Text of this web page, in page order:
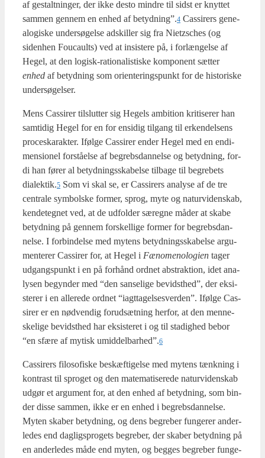
af gestalt­nin­ger, der ikke desto min­dre til sidst er knyt­tet
sam­men gen­nem en enhed af betydning”.4 Cas­si­rers gene­
a­lo­gi­ske under­sø­gel­se adskil­ler sig fra Nietzs­ches (og
siden­hen Foucaults) ved at insi­ste­re på, i for­læn­gel­se af
Hegel, at den logisk-ratio­na­li­sti­ske kom­po­nent sæt­ter
enhed af betyd­ning som ori­en­te­rings­punkt for de histo­ri­ske
under­sø­gel­ser.
Mens Cas­si­rer til­slut­ter sig Hegels ambi­tion kri­ti­se­rer han
sam­ti­dig Hegel for en for ensi­dig til­gang til erken­del­sens
pro­ceska­rak­ter. Iføl­ge Cas­si­rer ender Hegel med en endi­
men­sio­nel for­stå­el­se af begrebs­dan­nel­se og betyd­ning, for­
di han fører al betyd­nings­ska­bel­se til­ba­ge til begre­bets
dialektik.5 Som vi skal se, er Cas­si­rers ana­ly­se af de tre
cen­tra­le sym­bol­ske for­mer, sprog, myte og natur­vi­den­skab,
ken­de­teg­net ved, at de udfol­der særeg­ne måder at ska­be
betyd­ning på gen­nem for­skel­li­ge for­mer for begrebs­dan­
nel­se. I for­bin­del­se med mytens betyd­nings­ska­bel­se argu­
men­te­rer Cas­si­rer for, at Hegel i Fæno­meno­lo­gi­en tager
udgangs­punkt i en på for­hånd ord­net abstrak­tion, idet ana­
ly­sen begyn­der med “den san­se­li­ge bevidst­hed”, der eksi­
ste­rer i en alle­re­de ord­net “iagt­ta­gel­ses­ver­den”. Iføl­ge Cas­
si­rer er en nød­ven­dig for­ud­sæt­ning her­for, at den men­ne­
ske­li­ge bevidst­hed har eksi­ste­ret i og til sta­dig­hed bebor
“en sfæ­re af mytisk umiddelbarhed”.6
Cas­si­rers filo­so­fi­ske beskæf­ti­gel­se med mytens tænk­ning i
kon­trast til spro­get og den mate­ma­ti­se­re­de natur­vi­den­skab
udgør et argu­ment for, at den enhed af betyd­ning, som bin­
der dis­se sam­men, ikke er en enhed i begrebs­dan­nel­se.
Myten ska­ber betyd­ning, og dens begre­ber fun­ge­rer ander­
le­des end dag­ligs­pro­gets begre­ber, der ska­ber betyd­ning på
en ander­le­des måde end myten, og beg­ges begre­ber fun­ge­